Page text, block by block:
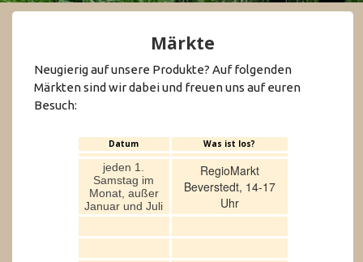
Märkte
Neugierig auf unsere Produkte? Auf folgenden
Märkten sind wir dabei und freuen uns auf euren
Besuch:
Datum Was ist los?
jeden 1.
Samstag im
Monat, außer
Januar und Juli
RegioMarkt
Beverstedt, 14-17
Uhr